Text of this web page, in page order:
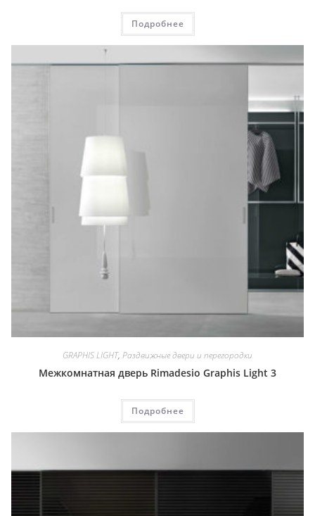
Подробнее
GRAPHIS LIGHT, Раздвижные двери и перегородки
Межкомнатная дверь Rimadesio Graphis Light 3
Подробнее